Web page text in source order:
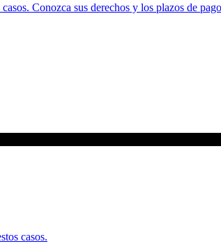
Conozca sus derechos y los plazos de
casos.